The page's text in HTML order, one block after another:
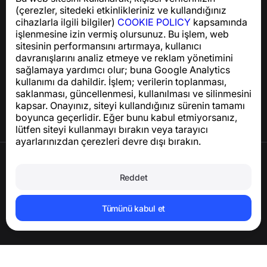
(çerezler, sitedeki etkinlikleriniz ve kullandığınız
cihazlarla ilgili bilgiler) COOKIE POLICY kapsamında
işlenmesine izin vermiş olursunuz. Bu işlem, web
sitesinin performansını artırmaya, kullanıcı
davranışlarını analiz etmeye ve reklam yönetimini
sağlamaya yardımcı olur; buna Google Analytics
kullanımı da dahildir. İşlem; verilerin toplanması,
saklanması, güncellenmesi, kullanılması ve silinmesini
kapsar. Onayınız, siteyi kullandığınız sürenin tamamı
boyunca geçerlidir. Eğer bunu kabul etmiyorsanız,
lütfen siteyi kullanmayı bırakın veya tarayıcı
ayarlarınızdan çerezleri devre dışı bırakın.
Reddet
Tümünü kabul et
support@numbuster.com
Yardım Merkezi
Haberler ve Makaleler
Proje hakkında
İletişim
Hesabı ve kişisel verileri silin